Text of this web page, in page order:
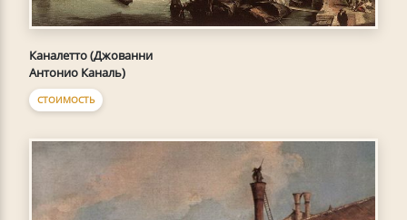
Каналетто (Джованни
Антонио Каналь)
СТОИМОСТЬ